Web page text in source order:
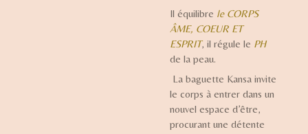
Il équilibre le CORPS
ÂME, COEUR ET
ESPRIT, il régule le PH
de la peau.
La baguette Kansa invite
le corps à entrer dans un
nouvel espace d’être,
procurant une détente